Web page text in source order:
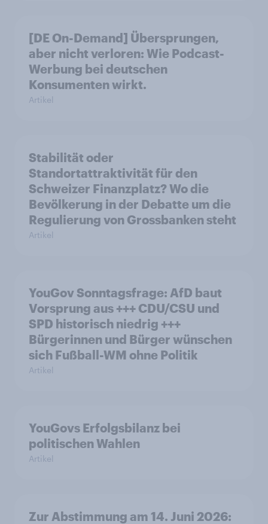
[DE On-Demand] Übersprungen,
aber nicht verloren: Wie Podcast-
Werbung bei deutschen
Konsumenten wirkt.
Artikel
Stabilität oder
Standortattraktivität für den
Schweizer Finanzplatz? Wo die
Bevölkerung in der Debatte um die
Regulierung von Grossbanken steht
Artikel
YouGov Sonntagsfrage: AfD baut
Vorsprung aus +++ CDU/CSU und
SPD historisch niedrig +++
Bürgerinnen und Bürger wünschen
sich Fußball-WM ohne Politik
Artikel
YouGovs Erfolgsbilanz bei
politischen Wahlen
Artikel
Zur Abstimmung am 14. Juni 2026: